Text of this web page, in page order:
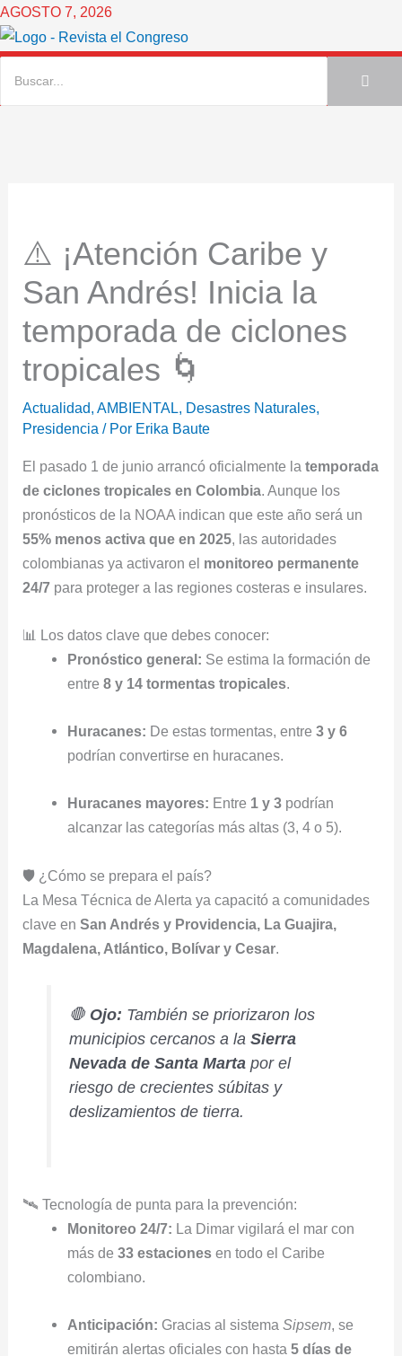
Ir
al
contenido
AGOSTO 7, 2026
⚠️ ¡Atención Caribe y
San Andrés! Inicia la
temporada de ciclones
tropicales 🌀
Actualidad,AMBIENTAL, Desastres Naturales,
Presidencia / Por Erika Baute
El pasado 1 de junio arrancó oficialmente latemporada
de ciclones tropicales en Colombia . Aunque los
pronósticos de la NOAA indican que este año será un
55% menos activa que en 2025 , las autoridades
colombianas ya activaron el monitoreo permanente
24/7 para proteger a las regiones costeras e insulares.
📊 Los datos clave que debes conocer:
Pronóstico general: Se estima la formación de
entre 8 y 14 tormentas tropicales.
Huracanes: De estas tormentas, entre 3 y 6
podrían convertirse en huracanes.
Huracanes mayores: Entre 1 y 3podrían
alcanzar las categorías más altas (3, 4 o 5).
🛡️ ¿Cómo se prepara el país?
La Mesa Técnica de Alerta ya capacitó a comunidades
clave enSan Andrés y Providencia, La Guajira,
Magdalena, Atlántico, Bolívar y Cesar
🛑 Ojo: También se priorizaron los
municipios cercanos a laSierra
Nevada de Santa Marta por el
riesgo de crecientes súbitas y
deslizamientos de tierra.
🛰️ Tecnología de punta para la prevención:
Monitoreo 24/7: La Dimar vigilará el mar con
más de 33 estacionesen todo el Caribe
colombiano.
Anticipación: Gracias al sistema Sipsem, se
emitirán alertas oficiales con hasta 5 días de